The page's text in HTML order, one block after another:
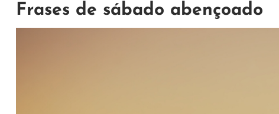
Frases de sábado abençoado